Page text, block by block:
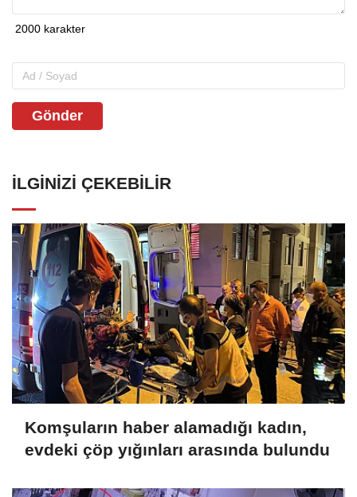
Gönder
İLGINIZI ÇEKEBILIR
Komşuların haber alamadığı kadın,
evdeki çöp yığınları arasında bulundu